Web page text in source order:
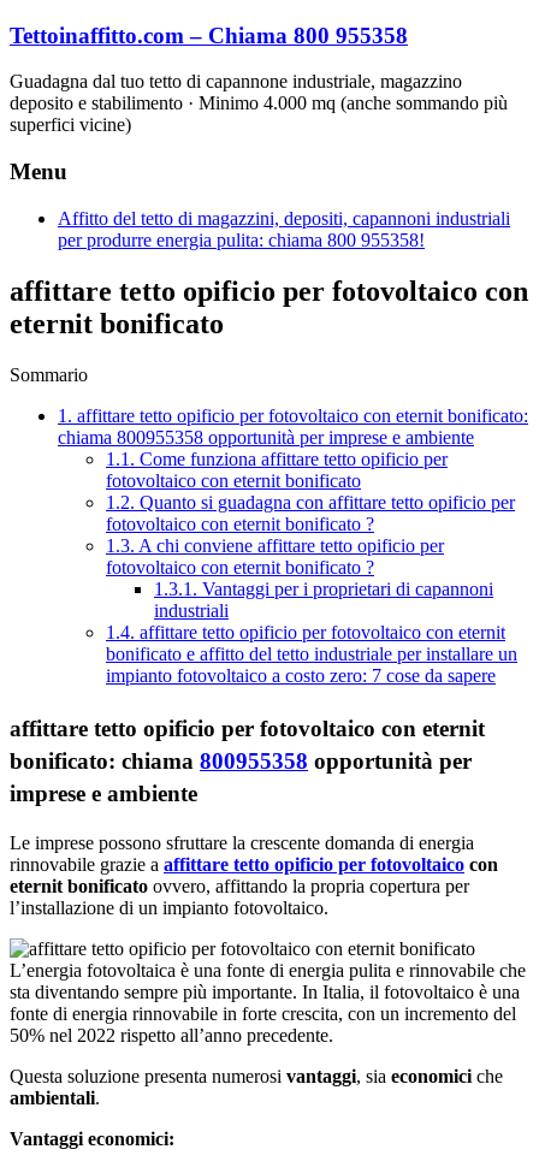
Vai
contenuto
Tettoinaffitto.com – Chiama 800 955358
Guadagna dal tuo tetto di capannone industriale, magazzino
deposito e stabilimento · Minimo 4.000 mq (anche sommando più
superfici vicine)
Menu
Affitto del tetto di magazzini, depositi, capannoni industriali
per produrre energia pulita: chiama 800 955358!
affittare tetto opificio per fotovoltaico con
eternit bonificato
Sommario
1. affittare tetto opificio per fotovoltaico con eternit bonificato:
chiama 800955358 opportunità per imprese e ambiente
1.1. Come funziona affittare tetto opificio per
fotovoltaico con eternit bonificato
1.2. Quanto si guadagna con affittare tetto opificio per
fotovoltaico con eternit bonificato ?
1.3. A chi conviene affittare tetto opificio per
fotovoltaico con eternit bonificato ?
1.3.1. Vantaggi per i proprietari di capannoni
industriali
1.4. affittare tetto opificio per fotovoltaico con eternit
bonificato e affitto del tetto industriale per installare un
impianto fotovoltaico a costo zero: 7 cose da sapere
affittare tetto opificio per fotovoltaico con eternit
bonificato: chiama 800955358 opportunità per
imprese e ambiente
Le imprese possono sfruttare la crescente domanda di energia
rinnovabile grazie a affittare tetto opificio per fotovoltaico con
eternit bonificato ovvero, affittando la propria copertura per
l’installazione di un impianto fotovoltaico.
L’energia fotovoltaica è una fonte di energia pulita e rinnovabile che
sta diventando sempre più importante. In Italia, il fotovoltaico è una
fonte di energia rinnovabile in forte crescita, con un incremento del
50% nel 2022 rispetto all’anno precedente.
Questa soluzione presenta numerosi vantaggi, sia economici che
ambientali.
Vantaggi economici: